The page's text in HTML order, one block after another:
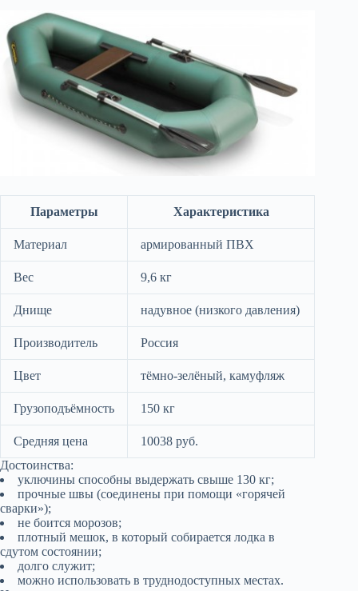
Параметры Характеристика
Материал армированный ПВХ
Вес 9,6 кг
Днище надувное (низкого давления)
Производитель Россия
Цвет тёмно-зелёный, камуфляж
Грузоподъёмность 150 кг
Средняя цена
10038 руб.
Достоинства:
уключины способны выдержать свыше 130 кг;
прочные швы (соединены при помощи «горячей
сварки»);
не боится морозов;
плотный мешок, в который собирается лодка в
сдутом состоянии;
долго служит;
можно использовать в труднодоступных местах.